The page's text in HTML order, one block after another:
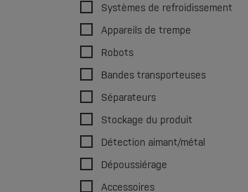
Systèmes de refroidissement
Appareils de trempe
Robots
Bandes transporteuses
Séparateurs
Stockage du produit
Détection aimant/métal
Dépoussiérage
Accessoires